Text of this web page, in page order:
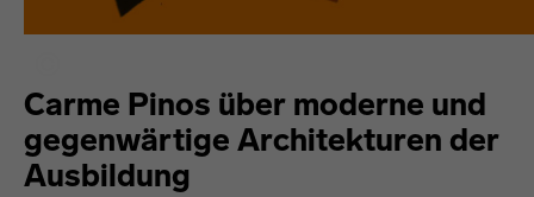
Carme Pinos über moderne und
gegenwärtige Architekturen der
Ausbildung